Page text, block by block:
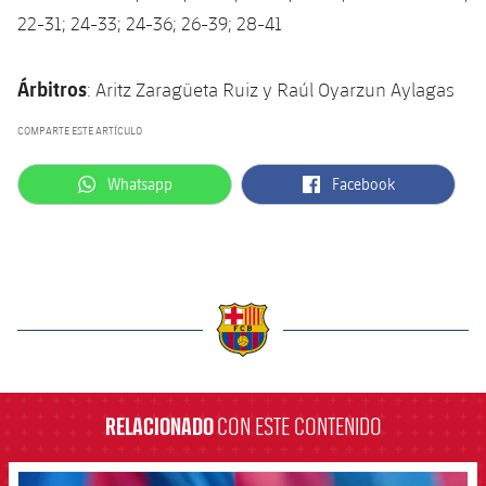
22-31; 24-33; 24-36; 26-39; 28-41
Árbitros: Aritz Zaragüeta Ruiz y Raúl Oyarzun Aylagas
COMPARTE ESTE ARTÍCULO
label.aria.whatsapp
Whatsapp label.aria.facebook
Facebook
RELACIONADOCON ESTE CONTENIDO
FCB Barcelona badge